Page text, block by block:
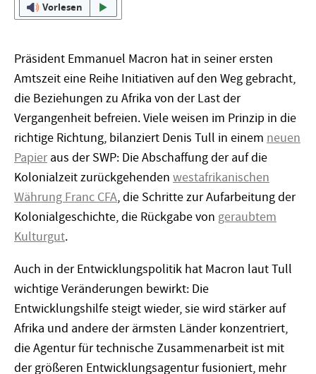
Vorlesen
Präsident Emmanuel Macron hat in seiner ersten
Amtszeit eine Reihe Initiativen auf den Weg gebracht,
die Beziehungen zu Afrika von der Last der
Vergangenheit befreien. Viele weisen im Prinzip in die
richtige Richtung, bilanziert Denis Tull in einem neuen
Papier aus der SWP: Die Abschaffung der auf die
Kolonialzeit zurückgehenden westafrikanischen
Währung Franc CFA, die Schritte zur Aufarbeitung der
Kolonialgeschichte, die Rückgabe von geraubtem
Kulturgut.
Auch in der Entwicklungspolitik hat Macron laut Tull
wichtige Veränderungen bewirkt: Die
Entwicklungshilfe steigt wieder, sie wird stärker auf
Afrika und andere der ärmsten Länder konzentriert,
die Agentur für technische Zusammenarbeit ist mit
der größeren Entwicklungsagentur fusioniert, mehr